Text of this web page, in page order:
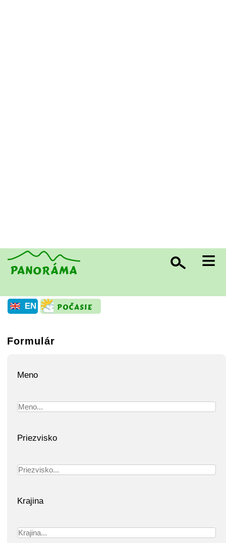
≡
EN
Formulár
Meno
Priezvisko
Krajina